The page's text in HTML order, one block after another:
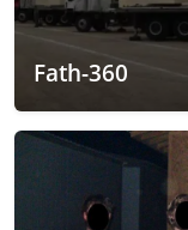
Fath-360